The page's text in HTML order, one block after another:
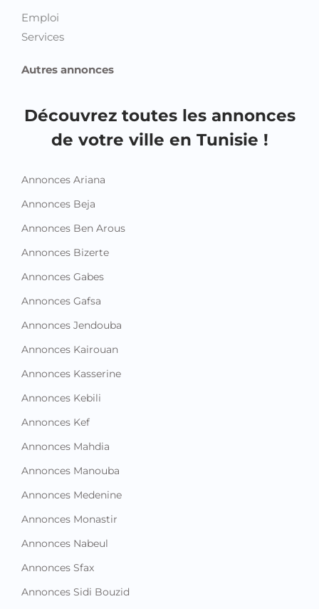
Emploi
Services
Autres annonces
Découvrez toutes les annonces
de votre ville en Tunisie !
Annonces Ariana
Annonces Beja
Annonces Ben Arous
Annonces Bizerte
Annonces Gabes
Annonces Gafsa
Annonces Jendouba
Annonces Kairouan
Annonces Kasserine
Annonces Kebili
Annonces Kef
Annonces Mahdia
Annonces Manouba
Annonces Medenine
Annonces Monastir
Annonces Nabeul
Annonces Sfax
Annonces Sidi Bouzid